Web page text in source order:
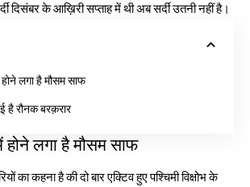
दिसंबर के आख़िरी सप्ताह में थी अब सर्दी उतनी नहीं है।
लगा है मौसम साफ
है रौनक बरक़रार
होने लगा है मौसम साफ
का कहना है की दो बार एक्टिव हुए पश्चिमी विक्षोभ के